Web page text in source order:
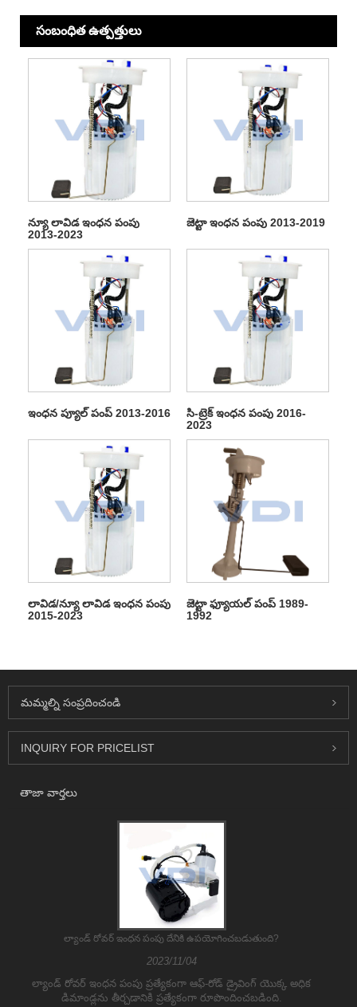
సంబంధిత ఉత్పత్తులు
న్యూ లావిడ ఇంధన పంపు
2013-2023
జెట్టా ఇంధన పంపు 2013-2019
ఇంధన ప్యూల్ పంప్ 2013-2016
సి-ట్రెక్ ఇంధన పంపు 2016-
2023
లావిడ/న్యూ లావిడ ఇంధన పంపు
2015-2023
జెట్టా ఫ్యూయల్ పంప్ 1989-
1992
మమ్మల్ని సంప్రదించండి
INQUIRY FOR PRICELIST
తాజా వార్తలు
ల్యాండ్ రోవర్ ఇంధన పంపు దేనికి ఉపయోగించబడుతుంది?
2023/11/04
ల్యాండ్ రోవర్ ఇంధన పంపు ప్రత్యేకంగా ఆఫ్-రోడ్ డ్రైవింగ్ యొక్క అధిక
డిమాండ్లను తీర్చడానికి ప్రత్యేకంగా రూపొందించబడింది.